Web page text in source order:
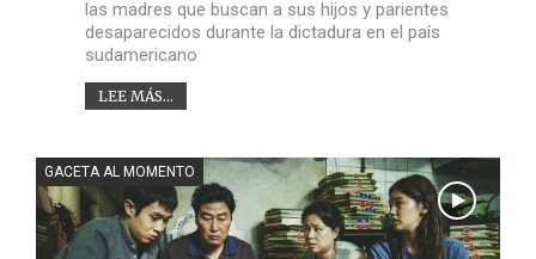
las madres que buscan a sus hijos y parientes
desaparecidos durante la dictadura en el país
sudamericano
LEE MÁS...
GACETA AL MOMENTO